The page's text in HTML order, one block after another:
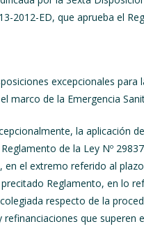
2012-ED, que aprueba el
excepcionales
marco de la Emergencia
la aplicación
de la Ley Nº
el extremo referido al
Reglamento, en lo
respecto de la
refinanciaciones que superen